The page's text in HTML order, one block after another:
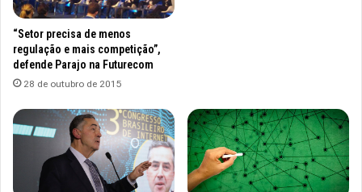
“Setor precisa de menos
regulação e mais competição”,
defende Parajo na Futurecom
28 de outubro de 2015